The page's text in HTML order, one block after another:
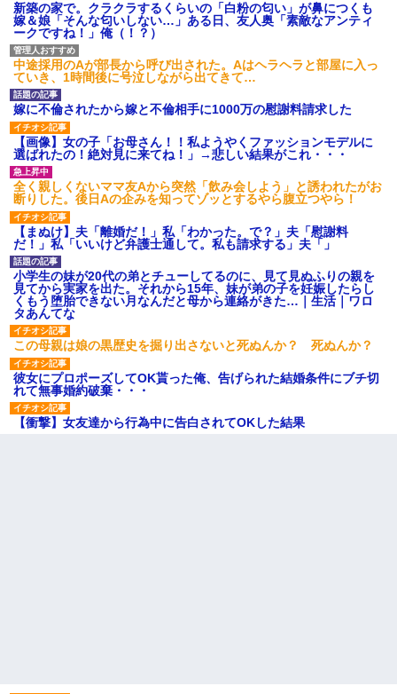
百年の恋12-899 食べた量を
張り合ってくる
【悲報】佐藤輝明・・・２軍
でも盛大にやらかす←あまり悲
しませないでくれ
新築の家で。クラクラするくらいの「白粉の匂い」が鼻につくも
嫁＆娘「そんな匂いしない…」ある日、友人奥「素敵なアンティ
ークですね！」俺（！？）
中途採用のAが部長から呼び出された。Aはヘラヘラと部屋に入っ
ていき、1時間後に号泣しながら出てきて…
嫁に不倫されたから嫁と不倫相手に1000万の慰謝料請求した
【画像】女の子「お母さん！！私ようやくファッションモデルに
選ばれたの！絶対見に来てね！」→悲しい結果がこれ・・・
全く親しくないママ友Aから突然「飲み会しよう」と誘われたがお
断りした。後日Aの企みを知ってゾッとするやら腹立つやら！
【まぬけ】夫「離婚だ！」私「わかった。で？」夫「慰謝料
だ！」私「いいけど弁護士通して。私も請求する」夫「」
小学生の妹が20代の弟とチューしてるのに、見て見ぬふりの親を
見てから実家を出た。それから15年、妹が弟の子を妊娠したらし
くもう堕胎できない月なんだと母から連絡がきた…｜生活｜ワロ
タあんてな
この母親は娘の黒歴史を掘り出さないと死ぬんか？ 死ぬんか？
彼女にプロポーズしてOK貰った俺、告げられた結婚条件にブチ切
れて無事婚約破棄・・・
【衝撃】女友達から行為中に告白されてOKした結果